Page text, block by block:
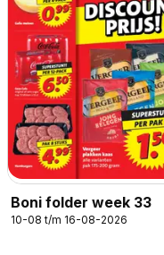
Boni folder week 33
10-08 t/m 16-08-2026